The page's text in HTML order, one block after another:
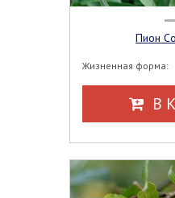
Пион
Жизненная форма:
В